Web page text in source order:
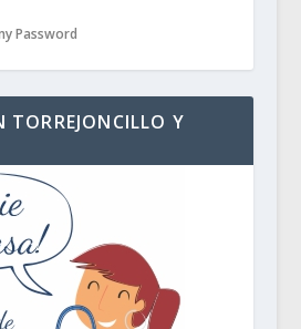
Password
TORREJONCILLO Y